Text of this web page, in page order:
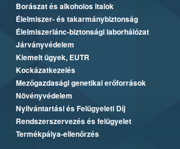
Borászat és alkoholos italok
Élelmiszer- és takarmánybiztonság
Élelmiszerlánc-biztonsági laborhálózat
Járványvédelem
Kiemelt ügyek, EUTR
Kockázatkezelés
Mezőgazdasági genetikai erőforrások
Növényvédelem
Nyilvántartási és Felügyeleti Díj
Rendszerszervezés és felügyelet
Termékpálya-ellenőrzés